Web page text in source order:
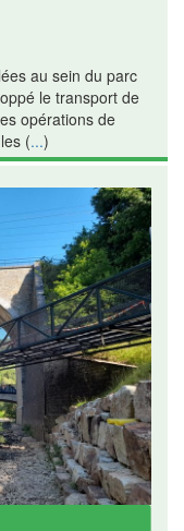
au sein du parc
le transport de
opérations de
(...)